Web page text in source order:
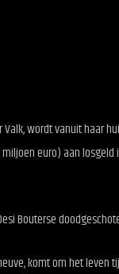
wordt vanuit haar
euro) aan losgeld
Bouterse
komt om het leven